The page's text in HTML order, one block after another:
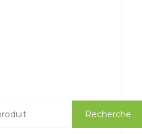
Recherche